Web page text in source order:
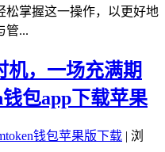
松掌握这一操作，以更好地
管...
机，一场充满期
包app下载苹果
钱包苹果版下载 | 浏